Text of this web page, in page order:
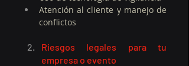
Atención al cliente y manejo de
conflictos
Riesgos legales para tu
empresa o evento